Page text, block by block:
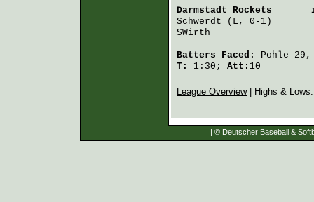
Darmstadt Rockets
Schwerdt (L, 0-1)
SWirth
Batters Faced: Pohle
T:
1:30; Att: 10
League Overview| Highs &
| © Deutscher Baseball &